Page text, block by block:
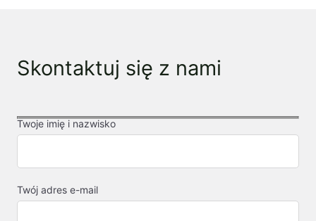
Skontaktuj się z nami
Twoje imię i nazwisko
Twój adres e-mail